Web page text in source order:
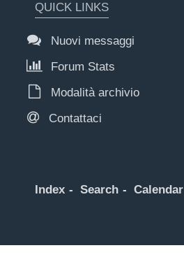
QUICK LINKS
Nuovi messaggi
Forum Stats
Modalità archivio
Contattaci
Index Search Calendar